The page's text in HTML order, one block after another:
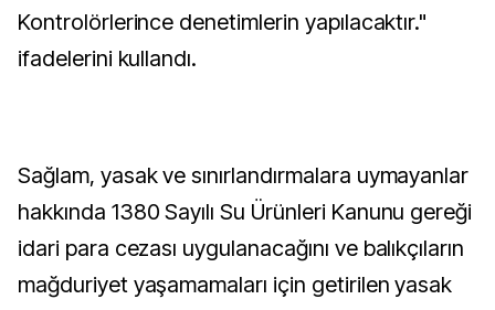
Kontrolörlerince denetimlerin yapılacaktır."
ifadelerini kullandı.
Sağlam, yasak ve sınırlandırmalara uymayanlar
hakkında 1380 Sayılı Su Ürünleri Kanunu gereği
idari para cezası uygulanacağını ve balıkçıların
mağduriyet yaşamamaları için getirilen yasak